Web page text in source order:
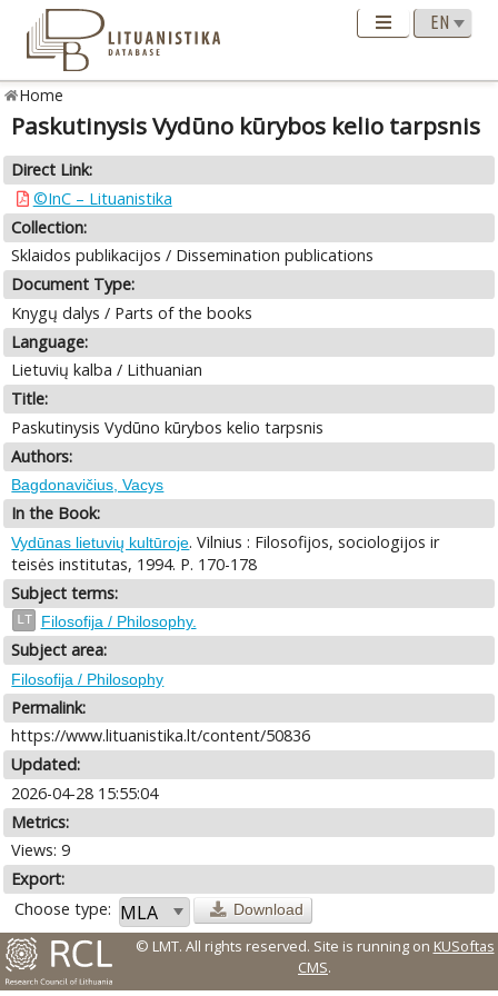
Home
Paskutinysis Vydūno kūrybos kelio tarpsnis
Direct Link:
©InC – Lituanistika
Collection:
Sklaidos publikacijos / Dissemination publications
Document Type:
Knygų dalys / Parts of the books
Language:
Lietuvių kalba / Lithuanian
Title:
Paskutinysis Vydūno kūrybos kelio tarpsnis
Authors:
Bagdonavičius, Vacys
In the Book:
Vydūnas lietuvių kultūroje. Vilnius : Filosofijos, sociologijos ir
teisės institutas, 1994. P. 170-178
Subject terms:
LT Filosofija / Philosophy.
Subject area:
Filosofija / Philosophy
Permalink:
https://www.lituanistika.lt/content/50836
Updated:
2026-04-28 15:55:04
Metrics:
Views: 9
Export:
Choose type:
Download
© LMT. All rights reserved. Site is running on KUSoftas
CMS.